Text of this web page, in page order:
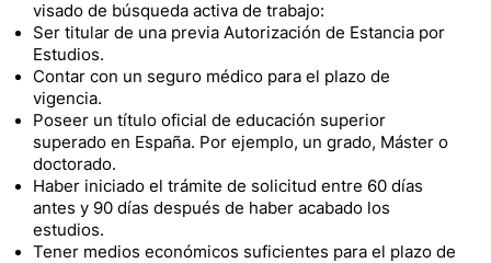
visado de búsqueda activa de trabajo:
Ser titular de una previa Autorización de Estancia por
Estudios.
Contar con un seguro médico para el plazo de
vigencia.
Poseer un título oficial de educación superior
superado en España. Por ejemplo, un grado, Máster o
doctorado.
Haber iniciado el trámite de solicitud entre 60 días
antes y 90 días después de haber acabado los
estudios.
Tener medios económicos suficientes para el plazo de